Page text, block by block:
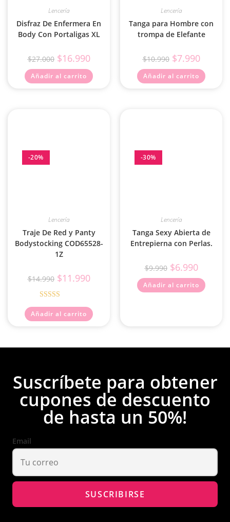
Lencería
Disfraz De Enfermera En
Body Con Portaligas XL
$27.000 $16.990
Añadir al carrito
Lencería
Tanga para Hombre con
trompa de Elefante
$10.990 $7.990
Añadir al carrito
-20%
Lencería
Traje De Red y Panty
Bodystocking COD65528-
1Z
$14.990 $11.990
Valorado con
5.00de 5
Añadir al carrito
-30%
Lencería
Tanga Sexy Abierta de
Entrepierna con Perlas.
$9.990 $6.990
Añadir al carrito
Suscríbete para obtener
cupones de descuento
de hasta un 50%!
Email